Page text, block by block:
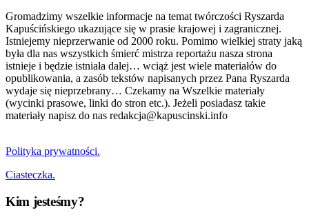
Gromadzimy wszelkie informacje na temat twórczości Ryszarda
Kapuścińskiego ukazujące się w prasie krajowej i zagranicznej.
Istniejemy nieprzerwanie od 2000 roku. Pomimo wielkiej straty jaką
była dla nas wszystkich śmierć mistrza reportażu nasza strona
istnieje i będzie istniała dalej… wciąż jest wiele materiałów do
opublikowania, a zasób tekstów napisanych przez Pana Ryszarda
wydaje się nieprzebrany… Czekamy na Wszelkie materiały
(wycinki prasowe, linki do stron etc.). Jeżeli posiadasz takie
materiały napisz do nas redakcja@kapuscinski.info
Polityka prywatności.
Ciasteczka.
Kim jesteśmy?